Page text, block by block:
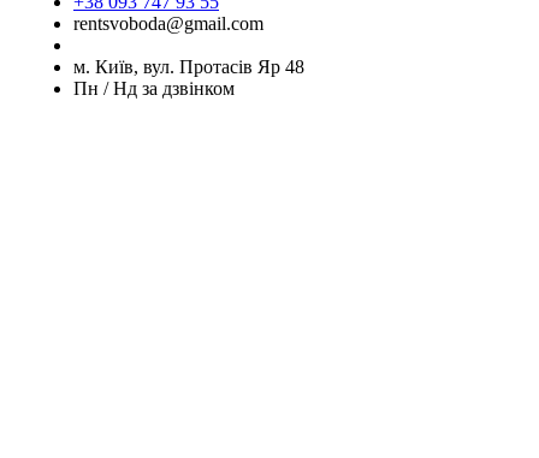
rentsvoboda@gmail.com
м. Київ, вул. Протасів Яр 48
Пн / Нд за дзвінком